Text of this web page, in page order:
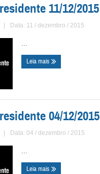
11/12/2015
Data: 11 / dezembro / 2015
...
Leia mais
04/12/2015
Data: 04 / dezembro / 2015
...
Leia mais